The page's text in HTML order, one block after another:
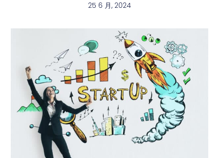
25 6 月, 2024